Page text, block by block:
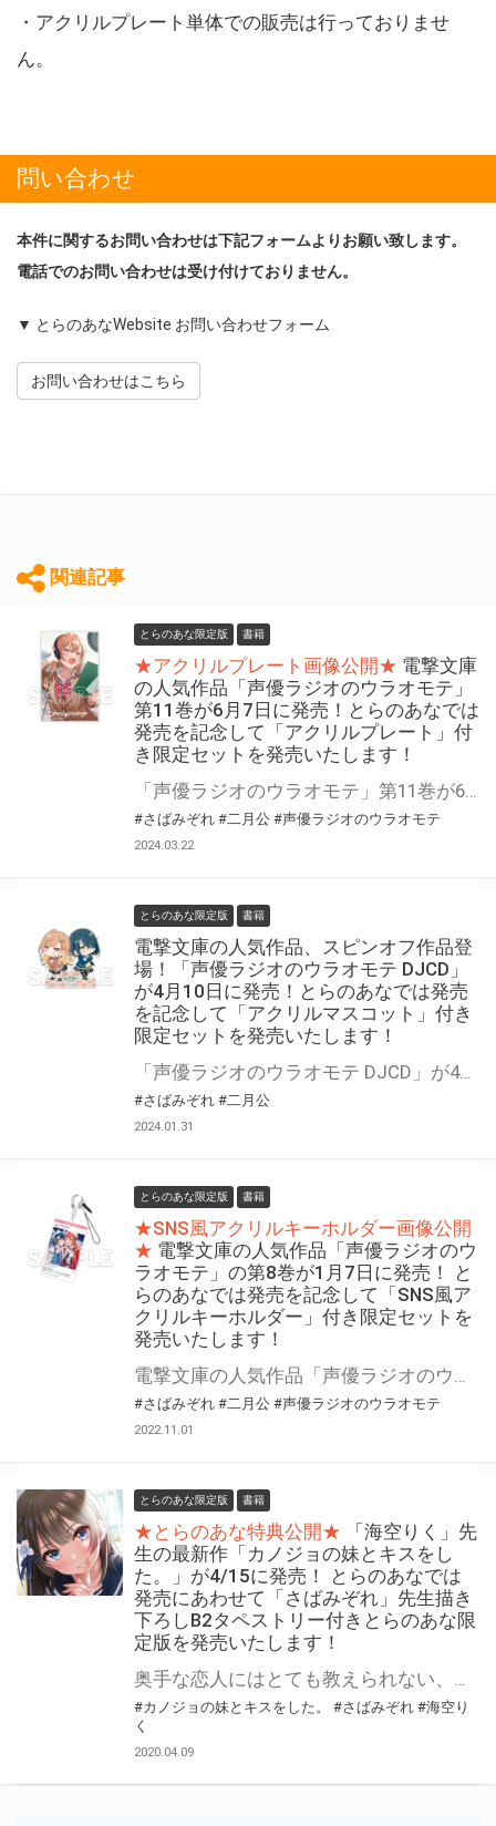
・アクリルプレート単体での販売は行っておりませ
ん。
問い合わせ
本件に関するお問い合わせは下記フォームよりお願い致します。
電話でのお問い合わせは受け付けておりません。
▼ とらのあなWebsite お問い合わせフォーム
お問い合わせはこちら
関連記事
とらのあな限定版 書籍
★アクリルプレート画像公開★ 電撃文庫
の人気作品「声優ラジオのウラオモテ」
第11巻が6月7日に発売！とらのあなでは
発売を記念して「アクリルプレート」付
き限定セットを発売いたします！
#さばみぞれ #二月公 #声優ラジオのウラオモテ
2024.03.22
とらのあな限定版 書籍
電撃文庫の人気作品、スピンオフ作品登
場！「声優ラジオのウラオモテ DJCD」
が4月10日に発売！とらのあなでは発売
を記念して「アクリルマスコット」付き
限定セットを発売いたします！
「声優ラジオのウラオモテ DJCD」が4月10日に発売！ とらのあなでは発売を記念して「アクリルマスコット」付き限定セットを発売いたします。 限定セットは数量限定となりますので是非お早めにお求めください！
#さばみぞれ #二月公
2024.01.31
とらのあな限定版 書籍
★SNS風アクリルキーホルダー画像公開
★ 電撃文庫の人気作品「声優ラジオのウ
ラオモテ」の第8巻が1月7日に発売！ と
らのあなでは発売を記念して「SNS風ア
クリルキーホルダー」付き限定セットを
発売いたします！
#さばみぞれ #二月公 #声優ラジオのウラオモテ
2022.11.01
とらのあな限定版 書籍
★とらのあな特典公開★
「海空りく」先
生の最新作「カノジョの妹とキスをし
た。」が4/15に発売！ とらのあなでは
発売にあわせて「さばみぞれ」先生描き
下ろしB2タペストリー付きとらのあな限
定版を発売いたします！
#カノジョの妹とキスをした。 #さばみぞれ #海空り
く
2020.04.09